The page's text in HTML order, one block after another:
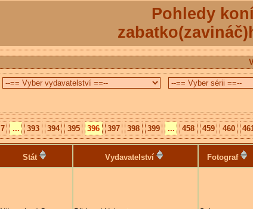
Pohledy
7 ... 393 394 395 396 397 398 399 ... 458 459 460
Stát Vydavatelství Fotograf